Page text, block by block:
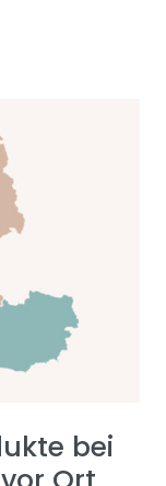
bei